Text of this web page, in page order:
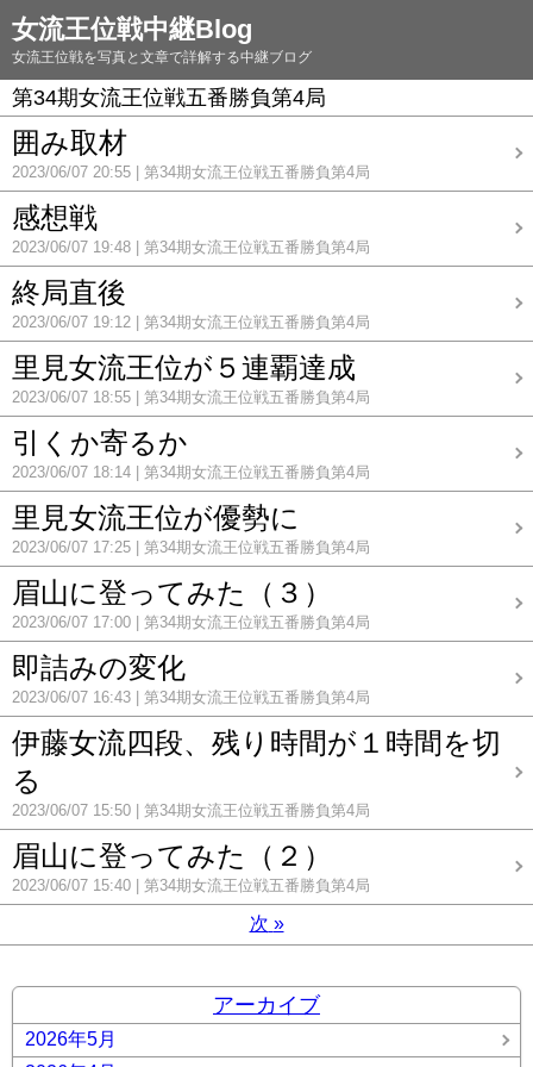
女流王位戦中継Blog
女流王位戦を写真と文章で詳解する中継ブログ
第34期女流王位戦五番勝負第4局
囲み取材
2023/06/07 20:55 第34期女流王位戦五番勝負第4局
感想戦
2023/06/07 19:48 第34期女流王位戦五番勝負第4局
終局直後
2023/06/07 19:12 第34期女流王位戦五番勝負第4局
里見女流王位が５連覇達成
2023/06/07 18:55 第34期女流王位戦五番勝負第4局
引くか寄るか
2023/06/07 18:14 第34期女流王位戦五番勝負第4局
里見女流王位が優勢に
2023/06/07 17:25 第34期女流王位戦五番勝負第4局
眉山に登ってみた（３）
2023/06/07 17:00 第34期女流王位戦五番勝負第4局
即詰みの変化
2023/06/07 16:43 第34期女流王位戦五番勝負第4局
伊藤女流四段、残り時間が１時間を切
る
2023/06/07 15:50 第34期女流王位戦五番勝負第4局
眉山に登ってみた（２）
2023/06/07 15:40 第34期女流王位戦五番勝負第4局
次 »
アーカイブ
2026年5月